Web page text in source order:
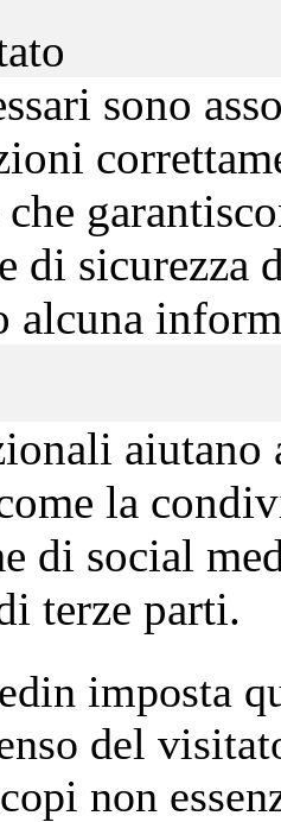
sono
di sicurezza
alcuna
aiutano
la
di social
terze parti.
imposta
del
non